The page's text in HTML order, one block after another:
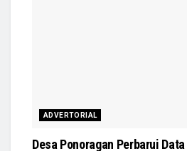
ADVERTORIAL
Desa Ponoragan Perbarui